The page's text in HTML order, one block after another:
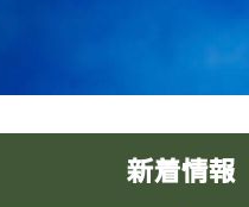
新着情報